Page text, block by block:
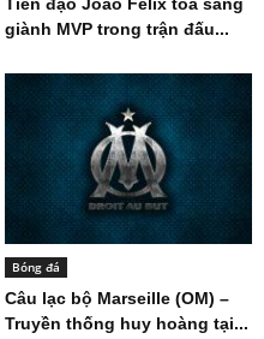
giành MVP trong trận đấu...
Bóng đá
Câu lạc bộ Marseille (OM) –
Truyền thống huy hoàng tại...